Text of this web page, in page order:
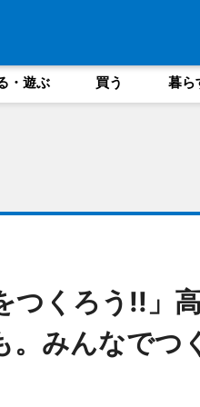
・遊ぶ 買う 暮ら
つくろう!!」
。みんなでつ